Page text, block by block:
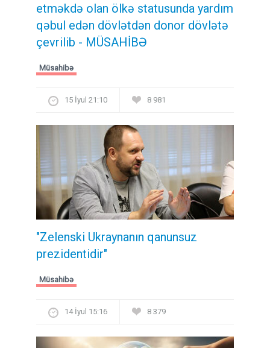
etməkdə olan ölkə statusunda yardım
qəbul edən dövlətdən donor dövlətə
çevrilib - MÜSAHİBƏ
Müsahibə
15 İyul 21:10 8 981
"Zelenski Ukraynanın qanunsuz
prezidentidir"
Müsahibə
14 İyul 15:16 8 379